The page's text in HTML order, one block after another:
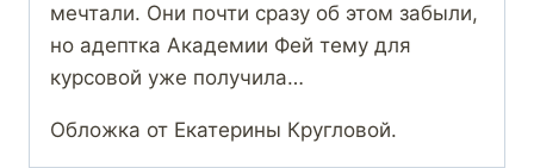
мечтали. Они почти сразу об этом забыли,
но адептка Академии Фей тему для
курсовой уже получила…
Обложка от Екатерины Кругловой.